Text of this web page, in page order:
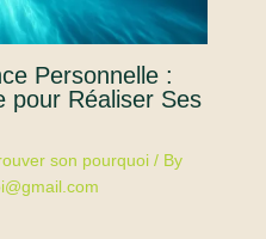
Personnelle :
pour Réaliser Ses
son pourquoi/ By